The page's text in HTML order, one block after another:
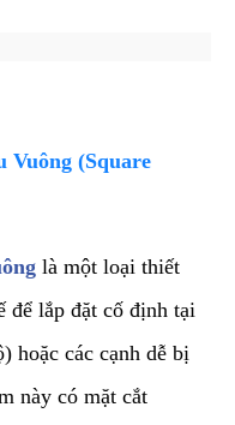
Vuông (Square
là một loại thiết
để lắp đặt cố định tại
hoặc các cạnh dễ bị
này có mặt cắt